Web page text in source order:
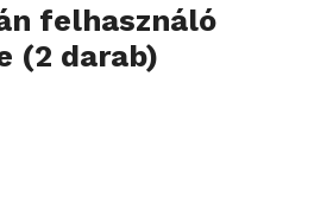
felhasználó
(2 darab)